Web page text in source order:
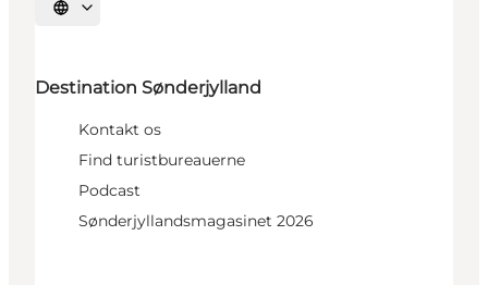
Vælg sprog
Destination Sønderjylland
Kontakt os
Find turistbureauerne
Podcast
Sønderjyllandsmagasinet 2026